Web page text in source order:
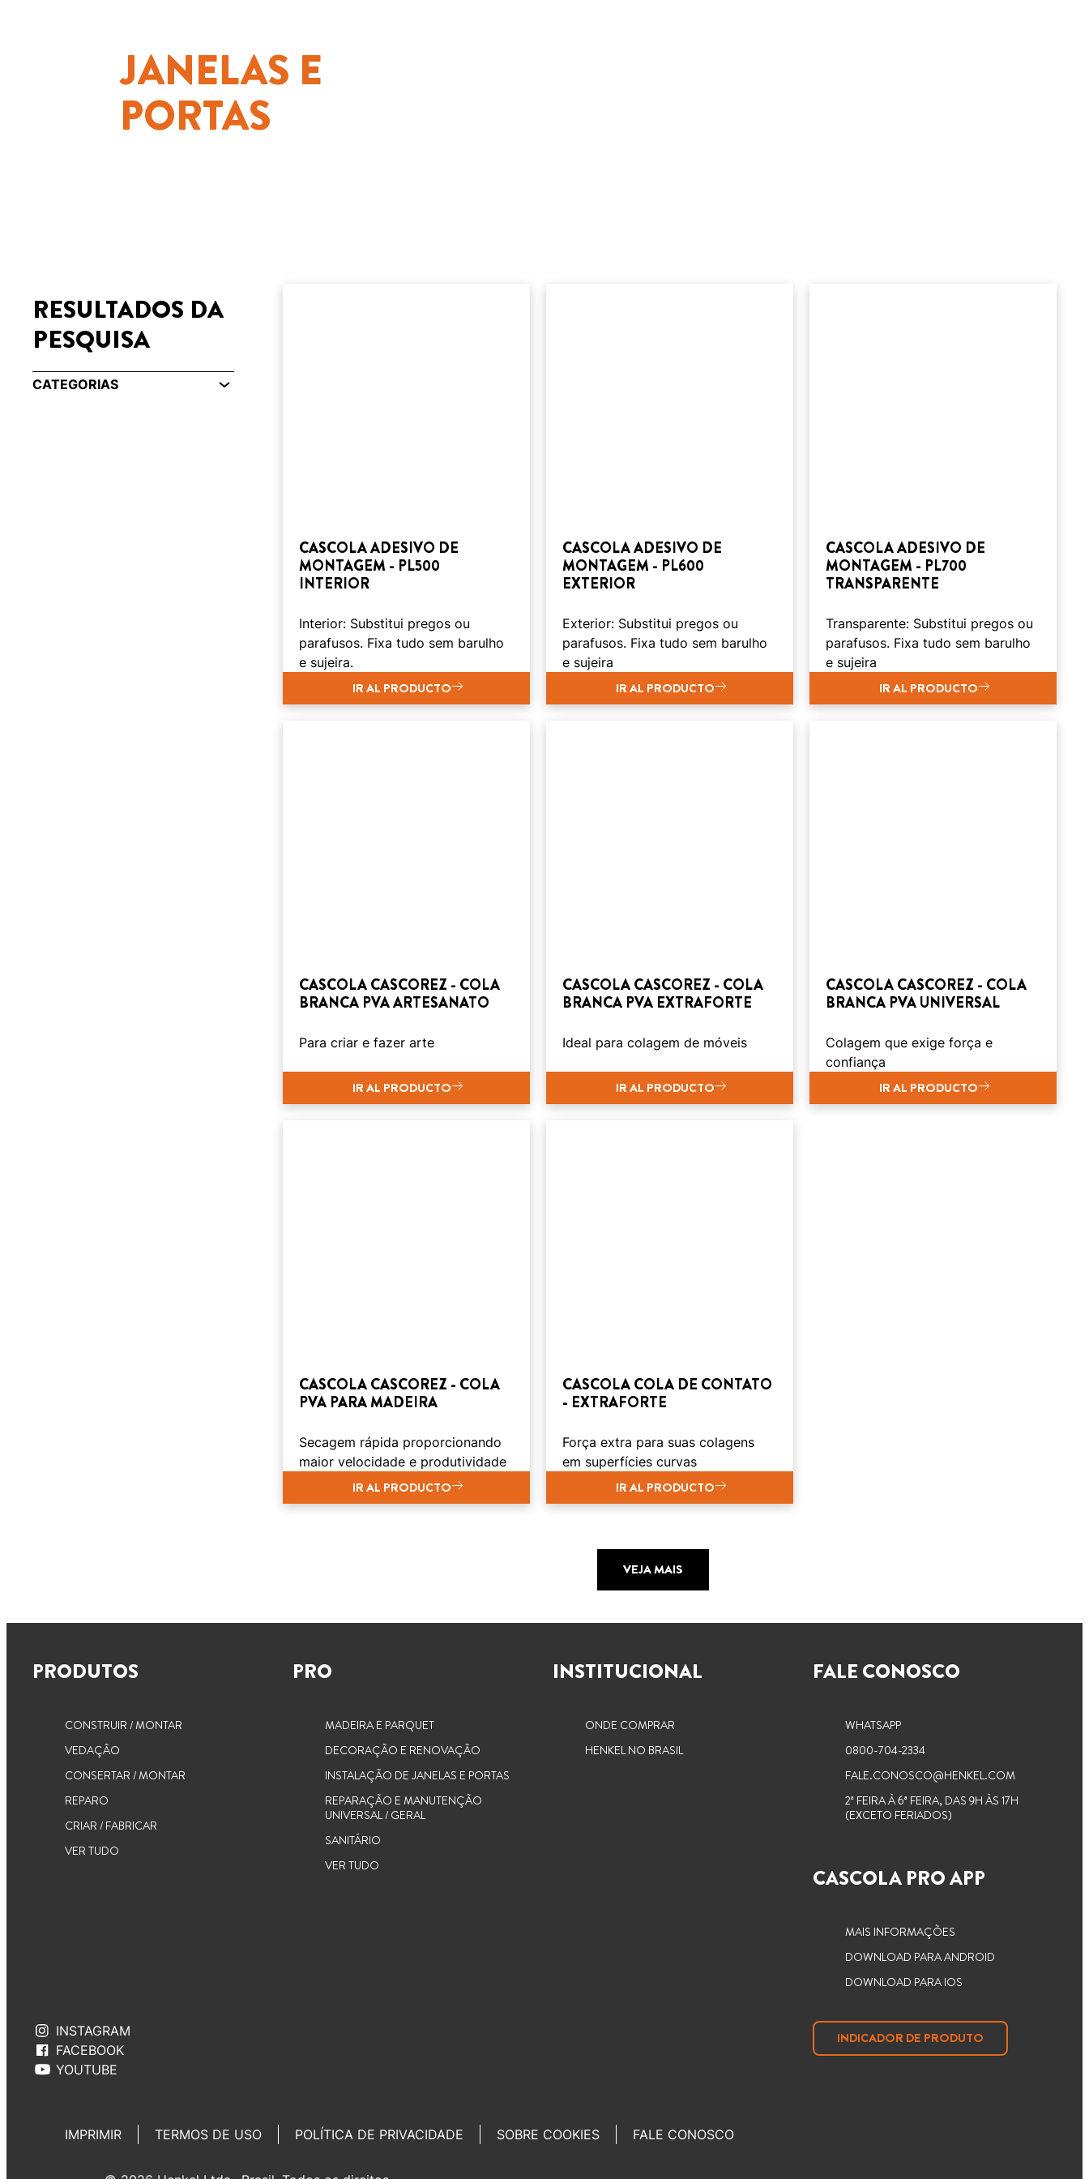
JANELAS E
PORTAS
RESULTADOS DA
PESQUISA
CATEGORIAS
CASCOLA ADESIVO DE
MONTAGEM - PL500
INTERIOR
Interior: Substitui pregos ou
parafusos. Fixa tudo sem barulho
e sujeira.
IR AL PRODUCTO
CASCOLA ADESIVO DE
MONTAGEM - PL600
EXTERIOR
Exterior: Substitui pregos ou
parafusos. Fixa tudo sem barulho
e sujeira
IR AL PRODUCTO
CASCOLA ADESIVO DE
MONTAGEM - PL700
TRANSPARENTE
Transparente: Substitui pregos ou
parafusos. Fixa tudo sem barulho
e sujeira
IR AL PRODUCTO
CASCOLA CASCOREZ - COLA
BRANCA PVA ARTESANATO
Para criar e fazer arte
IR AL PRODUCTO
CASCOLA CASCOREZ - COLA
BRANCA PVA EXTRAFORTE
Ideal para colagem de móveis
IR AL PRODUCTO
CASCOLA CASCOREZ - COLA
BRANCA PVA UNIVERSAL
Colagem que exige força e
confiança
IR AL PRODUCTO
CASCOLA CASCOREZ - COLA
PVA PARA MADEIRA
Secagem rápida proporcionando
maior velocidade e produtividade
IR AL PRODUCTO
CASCOLA COLA DE CONTATO
- EXTRAFORTE
Força extra para suas colagens
em superfícies curvas
IR AL PRODUCTO
VEJA MAIS
PRODUTOS
CONSTRUIR / MONTAR
VEDAÇÃO
CONSERTAR / MONTAR
REPARO
CRIAR / FABRICAR
VER TUDO
PRO
MADEIRA E PARQUET
DECORAÇÃO E RENOVAÇÃO
INSTALAÇÃO DE JANELAS E PORTAS
REPARAÇÃO E MANUTENÇÃO
UNIVERSAL / GERAL
SANITÁRIO
VER TUDO
INSTITUCIONAL
ONDE COMPRAR
HENKEL NO BRASIL
FALE CONOSCO
WHATSAPP
0800-704-2334
FALE.CONOSCO@HENKEL.COM
2ª FEIRA À 6ª FEIRA, DAS 9H ÀS 17H
(EXCETO FERIADOS)
CASCOLA PRO APP
MAIS INFORMAÇÕES
DOWNLOAD PARA ANDROID
DOWNLOAD PARA IOS
INSTAGRAM
FACEBOOK
YOUTUBE
INDICADOR DE PRODUTO
IMPRIMIR TERMOS DE USO POLÍTICA DE PRIVACIDADE SOBRE COOKIES FALE CONOSCO